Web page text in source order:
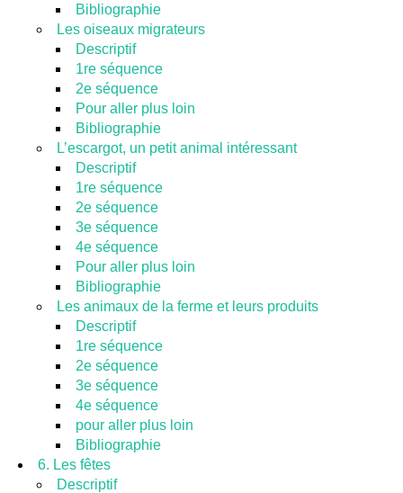
Bibliographie
Les oiseaux migrateurs
Descriptif
1re séquence
2e séquence
Pour aller plus loin
Bibliographie
L’escargot, un petit animal intéressant
Descriptif
1re séquence
2e séquence
3e séquence
4e séquence
Pour aller plus loin
Bibliographie
Les animaux de la ferme et leurs produits
Descriptif
1re séquence
2e séquence
3e séquence
4e séquence
pour aller plus loin
Bibliographie
6. Les fêtes
Descriptif